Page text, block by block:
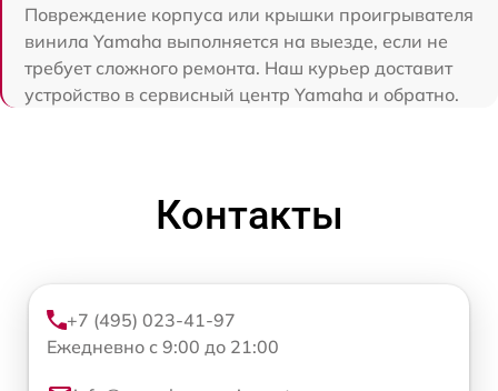
Повреждение корпуса или крышки проигрывателя
винила Yamaha выполняется на выезде, если не
требует сложного ремонта. Наш курьер доставит
устройство в сервисный центр Yamaha и обратно.
Контакты
+7 (495) 023-41-97
Ежедневно с 9:00 до 21:00